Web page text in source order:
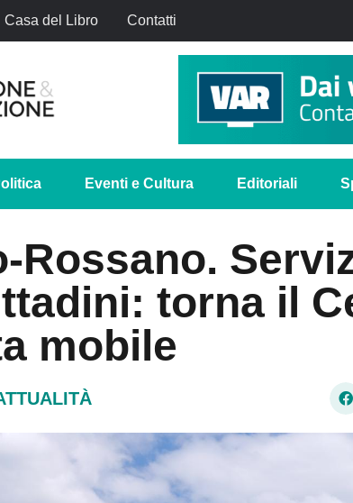
Casa del Libro Contatti
Eventi e Cultura Editoriali
Rossano.
torna il
mobile